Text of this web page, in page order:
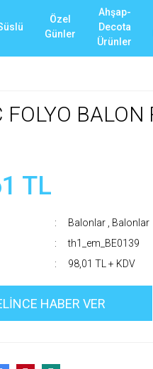
Özel
Günler
Ahşap-
Decota
Ürünler
FOLYO BALON
TL
Balonlar
Balonlar
th1_em_BE0139
98,01 TL + KDV
HABER VER